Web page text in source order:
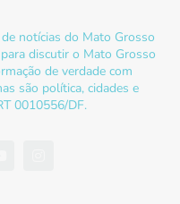
notícias do Mato Grosso
discutir o Mato Grosso
de verdade com
são política, cidades e
0010556/DF.